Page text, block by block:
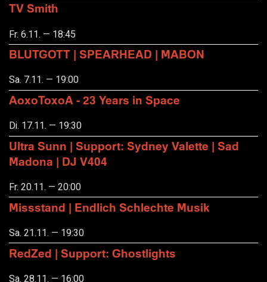
TV Smith
Fr. 6.11. — 18:45
BLUTGOTT | SPEARHEAD | MABON
Sa. 7.11. — 19:00
AoxoToxoA - 23 Years in Space
Di. 17.11. — 19:30
Ultra Sunn | Support: Sydney Valette | Sad
Madona | DJ V404
Fr. 20.11. — 20:00
Missstand | Endlich Schlechte Musik
Sa. 21.11. — 19:30
RedZed | Support: Ghostlights
Sa. 28.11. — 16:00